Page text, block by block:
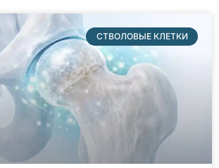
СТВОЛОВЫЕ КЛЕТКИ